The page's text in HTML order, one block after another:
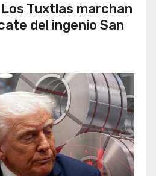
Tuxtlas marchan
del ingenio San